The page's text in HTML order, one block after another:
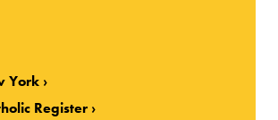
York
Register